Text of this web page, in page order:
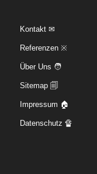
Kontakt ✉
Referenzen ※
Über Uns 🧑
Sitemap 🗐
Impressum 🏠
Datenschutz 🔏